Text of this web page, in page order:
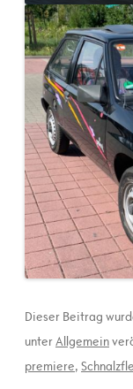
Dieser Beitrag
unterAllgemein
premiere,